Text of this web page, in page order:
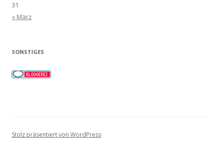
31
« März
SONSTIGES
Stolz präsentiert von WordPress